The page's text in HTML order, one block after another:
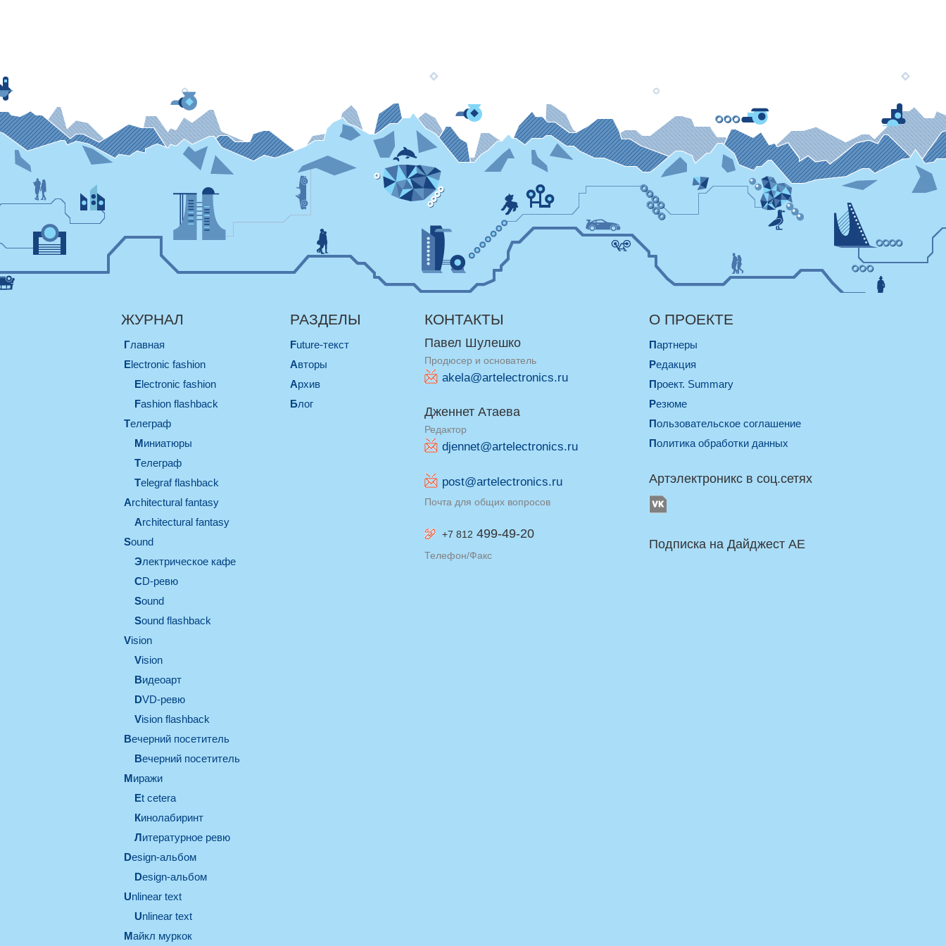
ЖУРНАЛ
Главная
electronic fashion
electronic fashion
Fashion flashback
телеграф
миниатюры
телеграф
Telegraf flashback
architectural fantasy
architectural fantasy
sound
электрическое кафе
CD-ревю
sound
Sound flashback
vision
vision
видеоарт
DVD-ревю
Vision flashback
вечерний посетитель
вечерний посетитель
миражи
et cetera
кинолабиринт
литературное ревю
design-альбом
design-альбом
unlinear text
Unlinear text
майкл муркок
РАЗДЕЛЫ
Future-текст
Авторы
Архив
Блог
КОНТАКТЫ
Павел Шулешко
Продюсер и основатель
akela@artelectronics.ru
Дженнет Атаева
Редактор
djennet@artelectronics.ru
post@artelectronics.ru
Почта для общих вопросов
+7 812 499-49-20
Телефон/Факс
О ПРОЕКТЕ
Партнеры
Редакция
Проект. Summary
Резюме
Пользовательское соглашение
Политика обработки данных
Артэлектроникс в соц.сетях
Подписка на Дайджест AE